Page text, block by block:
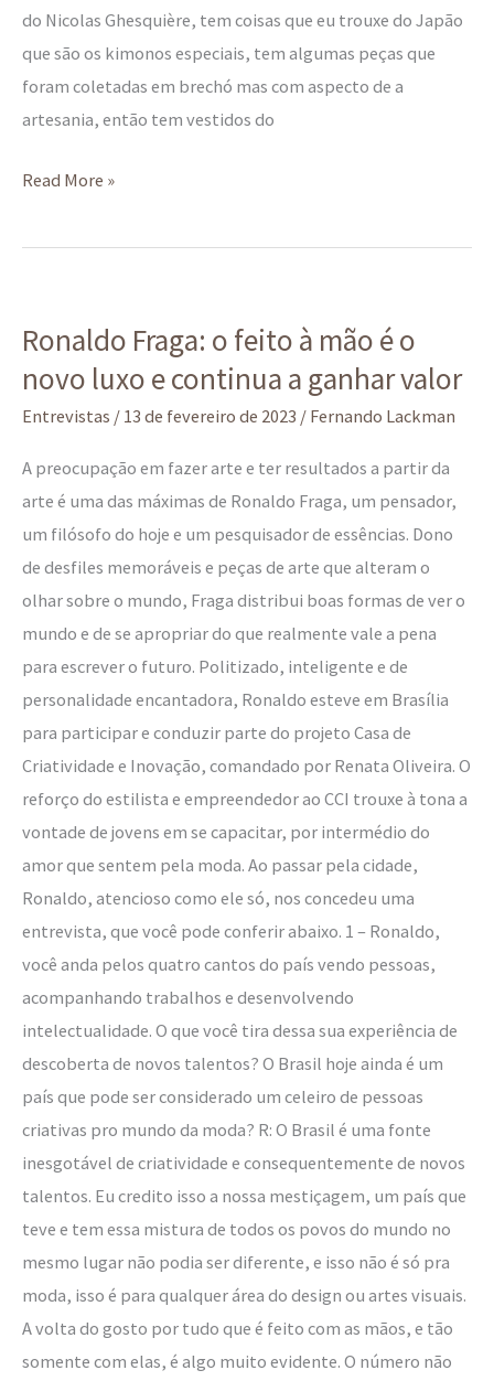
do Nicolas Ghesquière, tem coisas que eu trouxe do Japão
que são os kimonos especiais, tem algumas peças que
foram coletadas em brechó mas com aspecto de a
artesania, então tem vestidos do
Read More »
Ronaldo Fraga: o feito à mão é o
novo luxo e continua a ganhar valor
Entrevistas / 13 de fevereiro de 2023 / Fernando Lackman
A preocupação em fazer arte e ter resultados a partir da
arte é uma das máximas de Ronaldo Fraga, um pensador,
um filósofo do hoje e um pesquisador de essências. Dono
de desfiles memoráveis e peças de arte que alteram o
olhar sobre o mundo, Fraga distribui boas formas de ver o
mundo e de se apropriar do que realmente vale a pena
para escrever o futuro. Politizado, inteligente e de
personalidade encantadora, Ronaldo esteve em Brasília
para participar e conduzir parte do projeto Casa de
Criatividade e Inovação, comandado por Renata Oliveira. O
reforço do estilista e empreendedor ao CCI trouxe à tona a
vontade de jovens em se capacitar, por intermédio do
amor que sentem pela moda. Ao passar pela cidade,
Ronaldo, atencioso como ele só, nos concedeu uma
entrevista, que você pode conferir abaixo. 1 – Ronaldo,
você anda pelos quatro cantos do país vendo pessoas,
acompanhando trabalhos e desenvolvendo
intelectualidade. O que você tira dessa sua experiência de
descoberta de novos talentos? O Brasil hoje ainda é um
país que pode ser considerado um celeiro de pessoas
criativas pro mundo da moda? R: O Brasil é uma fonte
inesgotável de criatividade e consequentemente de novos
talentos. Eu credito isso a nossa mestiçagem, um país que
teve e tem essa mistura de todos os povos do mundo no
mesmo lugar não podia ser diferente, e isso não é só pra
moda, isso é para qualquer área do design ou artes visuais.
A volta do gosto por tudo que é feito com as mãos, e tão
somente com elas, é algo muito evidente. O número não
Fraga:
o
feito
mão
é
o
novo
luxo
e
continua
a
ganhar
valor